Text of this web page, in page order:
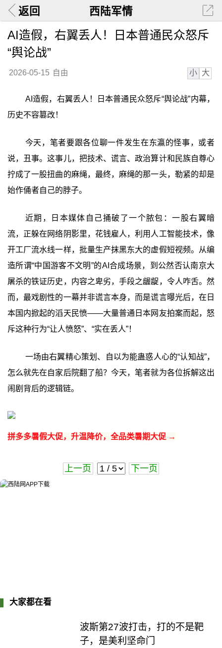
返回 西陆军情
AI造假，右翼丢人！日本普通民众怒斥
“舆论战”
2026-05-15 自由 小 大
AI造假，右翼丢人！日本普通民众怒斥“舆论战”内幕，
历史不容篡改！
今天，笔者要跟各位聊一件发生在东瀛的怪事，或者
说，丑事。这事儿，把技术、谎言、政治算计和民族自尊心
拧成了一股扭曲的麻绳，最终，麻绳的那一头，勒紧的却是
始作俑者自己的脖子。
近期，日本媒体自己捅破了一个脓包：一股右翼暗
流，正躲在网络阴影里，花钱雇人，利用人工智能技术，像
开工厂流水线一样，批量生产抹黑东大的虚假短视频。从编
造所谓“中国游客不文明”的AI合成场景，到公然否认南京大
屠杀的铁证历史，内容之卑劣，手段之龌龊，令人咋舌。然
而，最戏剧性的一幕并非谎言本身，而是谎言曝光后，在日
本国内掀起的滔天民愤——大量普通日本网友拍案而起，怒
斥这种行为“让人愤怒”、“实在丢人”！
一场由右翼精心策划、自以为能蛊惑人心的“认知战”，
怎么就先在自家后院翻了船？今天，笔者就为各位拆解这出
闹剧背后的逻辑链。
拼多多暑假大促，升温降价，全品类暑期大促 →
上一页 下一页
大家都在看
波斯第27波打击，打的不是靶
子，是美利坚命门